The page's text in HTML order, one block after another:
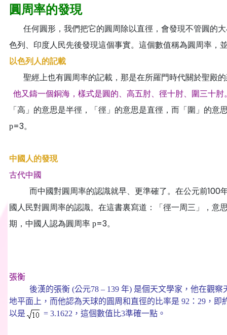
圓周率的發現
任何圓形，我們把它的圓周除以直徑，會發現不管圓的
色列、印度人民先後發現這個事實。這個數值稱為圓周率，
以色列人的記載
聖經上也有圓周率的記載，那是在所羅門時代關於聖殿
他又鑄一個銅海，樣式是圓的、高五肘、徑十肘、圍三十
「高」的意思是半徑，「徑」的意思是直徑，而「圍」的
p=3。
中國人的發現
古代中國
而中國對圓周率的認識就早、更準確了。在公元前100
國人民對圓周率的認識。在這書裏寫道：「徑一周三」，
期，中國人認為圓周率 p=3。
張衡
後漢的張衡 (公元78 – 139 年) 是個天文學家，他在觀察
地平面上，而他認為天球的圓周和直徑的比率是 92 ： 29，即
以是
= 3.1622，這個數值比3準確一點。